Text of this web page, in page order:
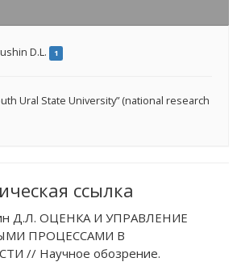
D.L. 1
Ural State University” (national research
ссылка
Д.Л. ОЦЕНКА И УПРАВЛЕНИЕ
ПРОЦЕССАМИ В
// Научное обозрение.